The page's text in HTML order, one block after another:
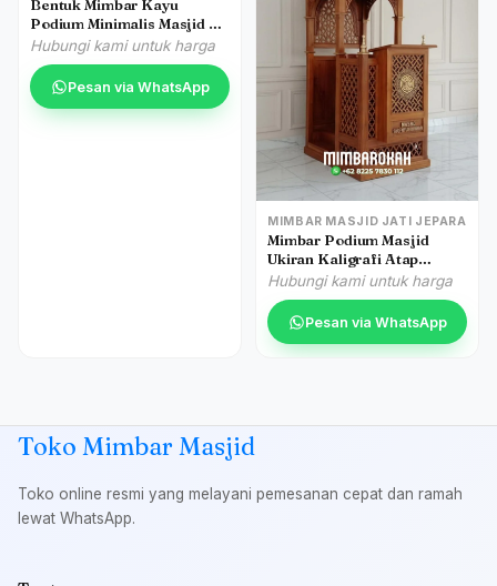
Bentuk Mimbar Kayu
Podium Minimalis Masjid Di
Pekalongan
Hubungi kami untuk harga
Pesan via WhatsApp
MIMBAR MASJID JATI JEPARA
Mimbar Podium Masjid
Ukiran Kaligrafi Atap
Kubah Masjid Agung
Nganjuk
Hubungi kami untuk harga
Pesan via WhatsApp
Toko Mimbar Masjid
Toko online resmi yang melayani pemesanan cepat dan ramah
lewat WhatsApp.